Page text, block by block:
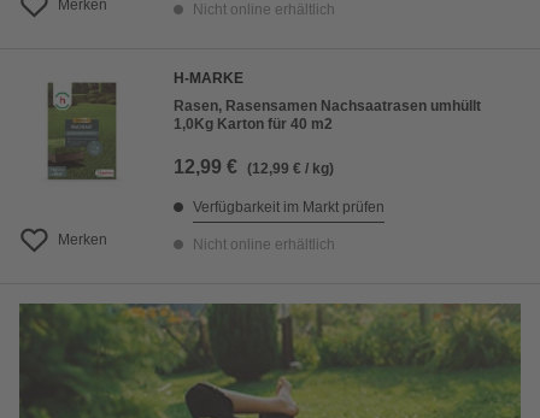
Merken Nicht online erhältlich
Merken
H-MARKE
Rasen, Rasensamen Nachsaatrasen umhüllt
1,0Kg Karton für 40 m2
12,99 € (12,99 € / kg)
Verfügbarkeit im Markt prüfen
Nicht online erhältlich